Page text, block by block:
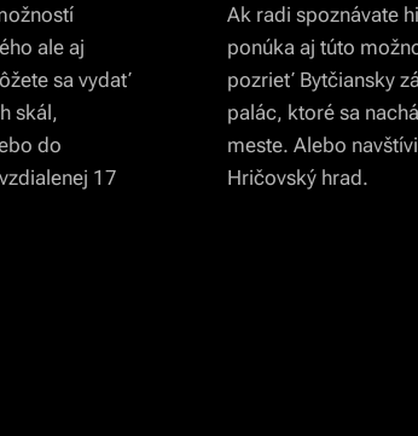
ale aj
sa vydať
skál,
do
17
Ak radi spoznávate
ponúka aj túto
pozrieť Bytčiansky
palác, ktoré sa
meste. Alebo
Hričovský hrad.